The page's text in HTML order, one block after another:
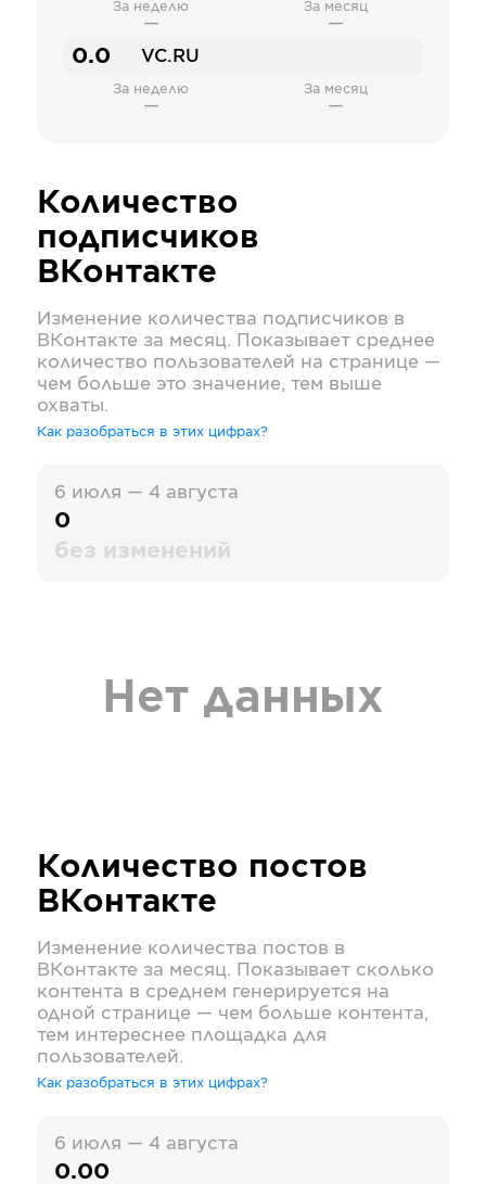
За неделю
—
За месяц
—
0.0 VC.RU
За неделю
—
За месяц
—
Количество
подписчиков
ВКонтакте
Изменение количества подписчиков в
ВКонтакте за месяц. Показывает среднее
количество пользователей на странице —
чем больше это значение, тем выше
охваты.
Как разобраться в этих цифрах?
6 июля — 4 августа
0
без изменений
Нет данных
Количество постов
ВКонтакте
Изменение количества постов в
ВКонтакте за месяц. Показывает сколько
контента в среднем генерируется на
одной странице — чем больше контента,
тем интереснее площадка для
пользователей.
Как разобраться в этих цифрах?
6 июля — 4 августа
0.00